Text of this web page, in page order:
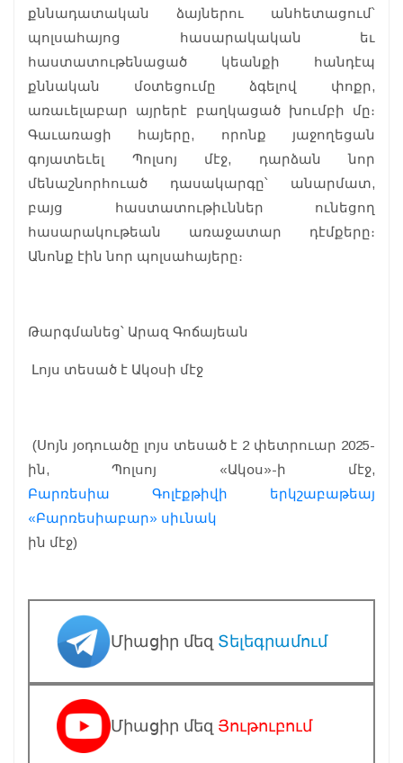
քննադատական ձայներու անհետացում՝
պոլսահայոց հասարակական եւ
հաստատութենացած կեանքի հանդէպ
քննական մօտեցումը ձգելով փոքր,
առաւելաբար այրերէ բաղկացած խումբի մը։
Գաւառացի հայերը, որոնք յաջողեցան
գոյատեւել Պոլսոյ մէջ, դարձան նոր
մենաշնորհուած դասակարգը՝ անարմատ,
բայց հաստատութիւններ ունեցող
հասարակութեան առաջատար դէմքերը։
Անոնք էին նոր պոլսահայերը։
Թարգմանեց՝ Արազ Գոճայեան
Լոյս տեսած է Ակօսի մէջ
(Սոյն յօդուածը լոյս տեսած է 2 փետրուար 2025-
ին, Պոլսոյ «Ակօս»-ի մէջ,
Բարռեսիա Գոլէքթիվի երկշաբաթեայ
«Բարռեսիաբար» սիւնակ
ին մէջ)
Միացիր մեզ Տելեգրամում
Միացիր մեզ Յութուբում